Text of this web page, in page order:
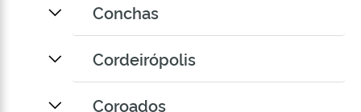
Conchas
Cordeirópolis
Coroados